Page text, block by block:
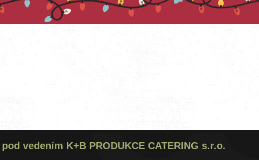
pod vedením K+B PRODUKCE CATERING s.r.o.